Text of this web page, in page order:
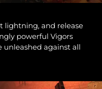
lightning, and release
powerful Vigors
against all